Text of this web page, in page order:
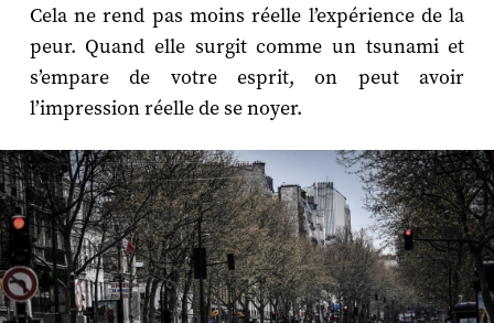
Cela ne rend pas moins réelle l’expérience de la
peur. Quand elle surgit comme un tsunami et
s’empare de votre esprit, on peut avoir
l’impression réelle de se noyer.